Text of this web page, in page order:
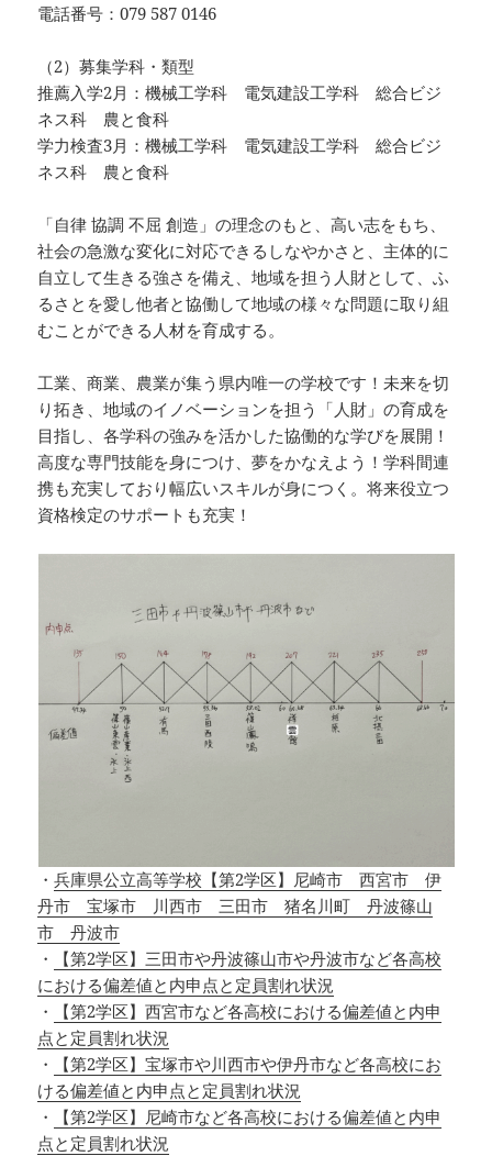
電話番号：079 587 0146
（2）募集学科・類型
推薦入学2月：機械工学科 電気建設工学科 総合ビジ
ネス科 農と食科
学力検査3月：機械工学科 電気建設工学科 総合ビジ
ネス科 農と食科
「自律 協調 不屈 創造」の理念のもと、高い志をもち、
社会の急激な変化に対応できるしなやかさと、主体的に
自立して生きる強さを備え、地域を担う人財として、ふ
るさとを愛し他者と協働して地域の様々な問題に取り組
むことができる人材を育成する。
工業、商業、農業が集う県内唯一の学校です！未来を切
り拓き、地域のイノベーションを担う「人財」の育成を
目指し、各学科の強みを活かした協働的な学びを展開！
高度な専門技能を身につけ、夢をかなえよう！学科間連
携も充実しており幅広いスキルが身につく。将来役立つ
資格検定のサポートも充実！
・兵庫県公立高等学校【第2学区】尼崎市 西宮市 伊
丹市 宝塚市 川西市 三田市 猪名川町 丹波篠山
市 丹波市
・
【第2学区】三田市や丹波篠山市や丹波市など各高校
における偏差値と内申点と定員割れ状況
・
【第2学区】西宮市など各高校における偏差値と内申
点と定員割れ状況
・
【第2学区】宝塚市や川西市や伊丹市など各高校にお
ける偏差値と内申点と定員割れ状況
・
【第2学区】尼崎市など各高校における偏差値と内申
点と定員割れ状況